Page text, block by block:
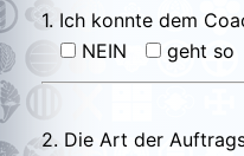
1. Ich konnte dem
NEIN
geht so
2. Die Art der